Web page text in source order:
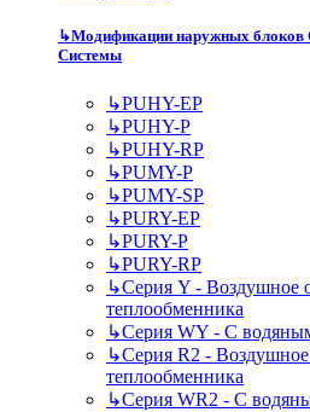
↳Модификации наружных
Системы
↳PUHY-EP
↳PUHY-P
↳PUHY-RP
↳PUMY-P
↳PUMY-SP
↳PURY-EP
↳PURY-P
↳PURY-RP
↳Серия Y - Воздушное
теплообменника
↳Серия WY - С
↳Серия R2 -
теплообменника
↳Серия WR2 - С